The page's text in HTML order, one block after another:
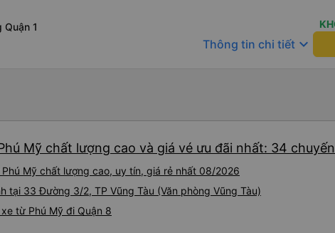
Quận 1
comfortable and you can
compared to other seat. It
stop point for Toilet break
safe travel. Chuyến đi từ hcmc đến vung tau. Tài xế gọi
sớm hay không. Họ sẽ kiểm
Có không gian để đặt hành
hình LCD không hoạt động
Thông tin chi tiết keyboard_arrow_down
Mỹ chất lượng cao và giá vé ưu đãi nhất: 34 chuyến
Mỹ chất lượng cao, uy tín, giá rẻ nhất 08/2026
tại 33 Đường 3/2, TP Vũng Tàu (Văn phòng Vũng Tàu)
từ Phú Mỹ đi Quận 8